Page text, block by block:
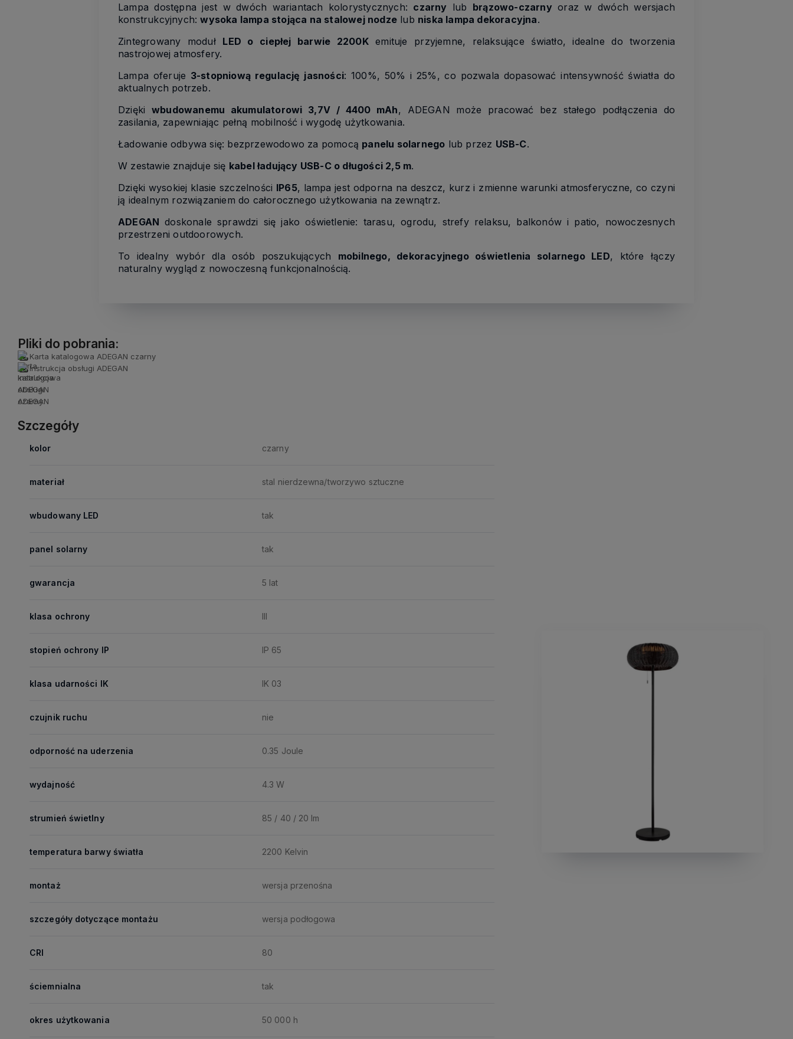
Lampa dostępna jest w dwóch wariantach kolorystycznych: czarny lub brązowo-czarnyoraz w dwóch wersjach
konstrukcyjnych:wysoka lampa stojąca na stalowej nodze lub niska lampa dekoracyjna.
Zintegrowany moduł LED o ciepłej barwie 2200Kemituje przyjemne, relaksujące światło, idealne do tworzenia
nastrojowej atmosfery.
Lampa oferuje 3-stopniową regulację jasności: 100%, 50% i 25%, co pozwala dopasować intensywność światła do
aktualnych potrzeb.
Dzięki wbudowanemu akumulatorowi 3,7V / 4400 mAh, ADEGAN może pracować bez stałego podłączenia do
zasilania, zapewniając pełną mobilność i wygodę użytkowania.
Ładowanie odbywa się: bezprzewodowo za pomocą panelu solarnego lub przez USB-C.
W zestawie znajduje się kabel ładujący USB-C o długości 2,5 m.
Dzięki wysokiej klasie szczelności IP65, lampa jest odporna na deszcz, kurz i zmienne warunki atmosferyczne, co czyni
ją idealnym rozwiązaniem do całorocznego użytkowania na zewnątrz.
ADEGAN doskonale sprawdzi się jako oświetlenie: tarasu, ogrodu, strefy relaksu, balkonów i patio, nowoczesnych
przestrzeni outdoorowych.
To idealny wybór dla osób poszukujących mobilnego, dekoracyjnego oświetlenia solarnego LED, które łączy
naturalny wygląd z nowoczesną funkcjonalnością.
Pliki do pobrania:
Karta katalogowa ADEGAN czarny
Instrukcja obsługi ADEGAN
Szczegóły
kolor czarny
materiał stal nierdzewna/tworzywo sztuczne
wbudowany LED tak
panel solarny tak
gwarancja 5 lat
klasa ochrony III
stopień ochrony IP IP 65
klasa udarności IK IK 03
czujnik ruchu nie
odporność na uderzenia 0.35 Joule
wydajność 4.3 W
strumień świetlny 85 / 40 / 20 lm
temperatura barwy światła 2200 Kelvin
montaż wersja przenośna
szczegóły dotyczące montażu wersja podłogowa
CRI 80
ściemnialna tak
okres użytkowania 50 000 h